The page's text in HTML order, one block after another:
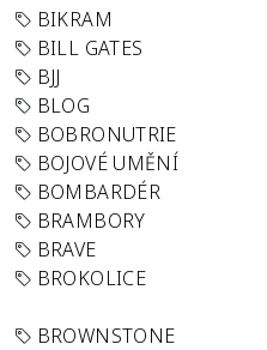
BIKRAM
BILL GATES
BJJ
BLOG
BOBRONUTRIE
BOJOVÉ UMĚNÍ
BOMBARDÉR
BRAMBORY
BRAVE
BROKOLICE
BROWNSTONE